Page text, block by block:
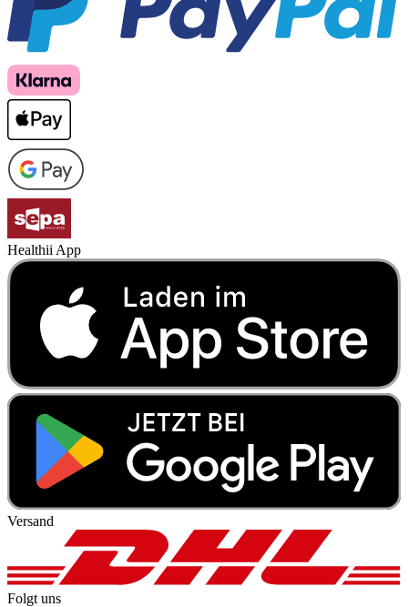
Healthii App
Versand
Folgt uns